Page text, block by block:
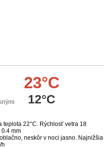
23°C
12°C
teplota 22°C. Rýchlosť vetra 18
mm
neskôr v noci jasno. Najnižšia
h